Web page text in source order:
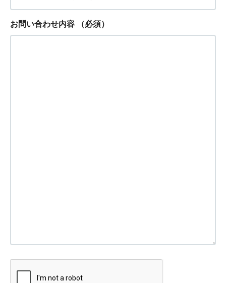
お問い合わせ内容 （必須）